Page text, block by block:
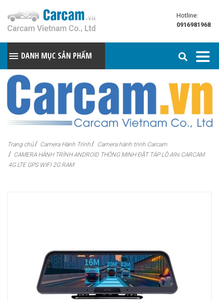
Hotline:
0916981968
DANH MỤC SẢN PHẨM
Trang chủ Camera Hành Trình
Camera hành trình Carcam
CAMERA HÀNH TRÌNH ANDROID THÔNG MINH ĐẶT TÁP LÔ A9s CARCAM
4G LTE GPS WIFI 2G RAM